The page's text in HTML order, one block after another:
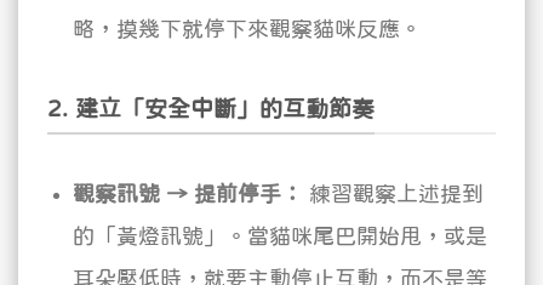
略，摸幾下就停下來觀察貓咪反應。
2. 建立「安全中斷」的互動節奏
觀察訊號 → 提前停手：
練習觀察上述提到
的「黃燈訊號」。當貓咪尾巴開始甩，或是
耳朵壓低時，就要主動停止互動，而不是等